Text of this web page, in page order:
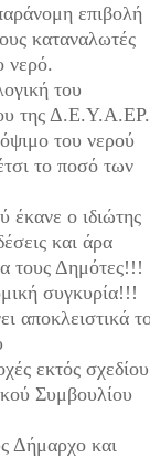
επιβολή
καταναλωτές
νερό.
του
της Δ.Ε.Υ.Α.ΕΡ.
του νερού
το ποσό των
έκανε ο ιδιώτης
και άρα
τους Δημότες!!!
συγκυρία!!!
αποκλειστικά
εκτός σχεδίου
Συμβουλίου
Δήμαρχο και